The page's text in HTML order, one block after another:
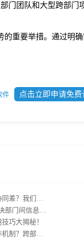
门团队和大型跨部门
的重要举措。通过明确
件 点击立即申请免费
企业整体协作合力不足？部门协同差？我们来帮您攻破！
如何打破部门间的信息壁垒?解决部门间信息障碍
巧大揭秘！
如何打造高效的跨部门沟通协作机制？跨部门合作的四个有效策略